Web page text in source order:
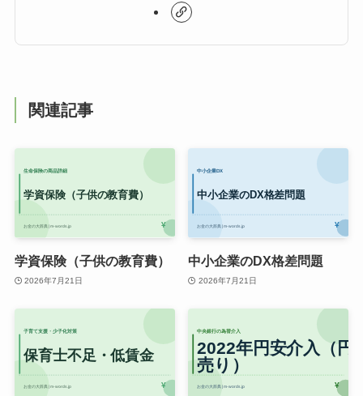
関連記事
学資保険（子供の教育費）
2026年7月21日
中小企業のDX格差問題
2026年7月21日